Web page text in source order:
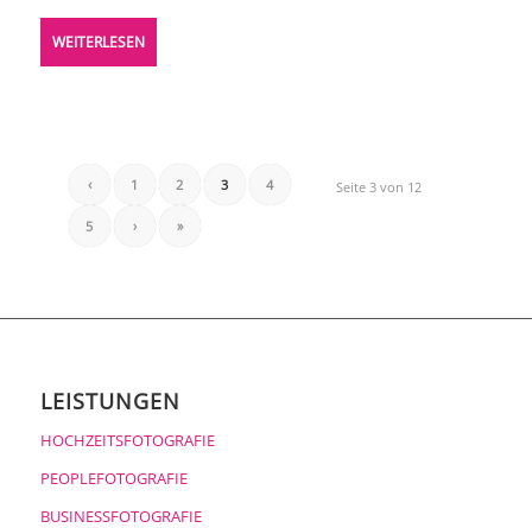
WEITERLESEN
Seite 3 von 12
‹ 1 2 3 4
5 › »
LEISTUNGEN
HOCHZEITSFOTOGRAFIE
PEOPLEFOTOGRAFIE
BUSINESSFOTOGRAFIE